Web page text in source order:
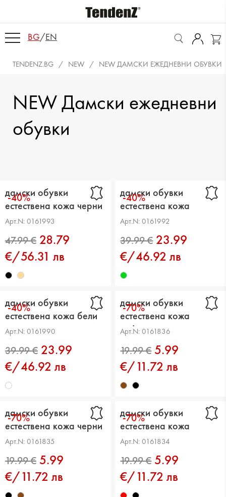
BG/EN
TENDENZ.BG NEW NEW ДАМСКИ ЕЖЕДНЕВНИ ОБУВКИ
NEW Дамски ежедневни
обувки
-40%
дамски обувки
естествена кожа черни
Арт.N: 0161993
47.99 €
28.79
€/56.31 лв
-40%
дамски обувки
естествена кожа
зелени
Арт.N: 0161992
39.99 €
23.99
€/46.92 лв
-40%
дамски обувки
естествена кожа бели
Арт.N: 0161990
39.99 €
23.99
€/46.92 лв
-70%
дамски обувки
естествена кожа
кафяви
Арт.N: 0161836
19.99 €
5.99
€/11.72 лв
-70%
дамски обувки
естествена кожа черни
Арт.N: 0161835
5.99
€/11.72 лв
-70%
дамски обувки
естествена кожа
червени
Арт.N: 0161834
5.99
€/11.72 лв